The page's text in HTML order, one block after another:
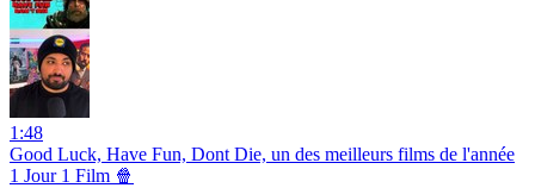
1:48
Good Luck, Have Fun, Dont Die, un des meilleurs films de l'année
1 Jour 1 Film 🍿